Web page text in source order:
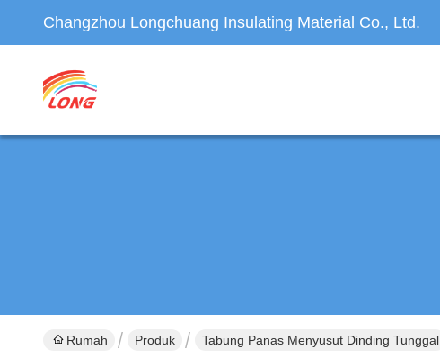
Changzhou Longchuang Insulating Material Co., Ltd.
Rumah Produk Tabung Panas Menyusut Dinding Tunggal